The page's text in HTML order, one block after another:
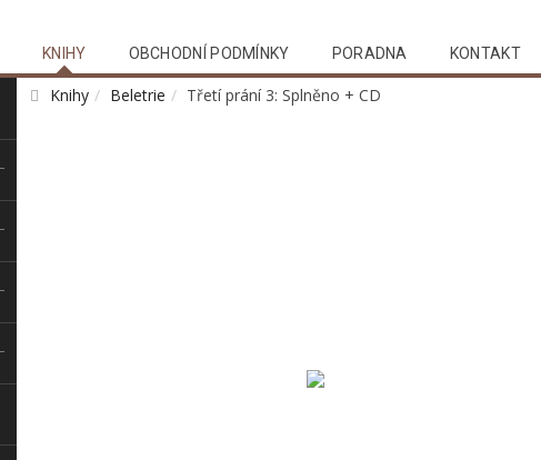
KNIHY OBCHODNÍ PODMÍNKY PORADNA KONTAKT
Knihy Beletrie Třetí prání 3: Splněno + CD